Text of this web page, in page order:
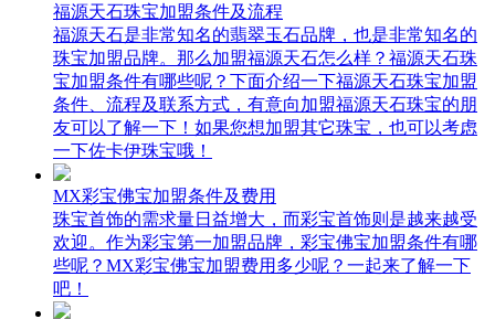
福源天石珠宝加盟条件及流程
福源天石是非常知名的翡翠玉石品牌，也是非常知名的
珠宝加盟品牌。那么加盟福源天石怎么样？福源天石珠
宝加盟条件有哪些呢？下面介绍一下福源天石珠宝加盟
条件、流程及联系方式，有意向加盟福源天石珠宝的朋
友可以了解一下！如果您想加盟其它珠宝，也可以考虑
一下佐卡伊珠宝哦！
MX彩宝佛宝加盟条件及费用
珠宝首饰的需求量日益增大，而彩宝首饰则是越来越受
欢迎。作为彩宝第一加盟品牌，彩宝佛宝加盟条件有哪
些呢？MX彩宝佛宝加盟费用多少呢？一起来了解一下
吧！